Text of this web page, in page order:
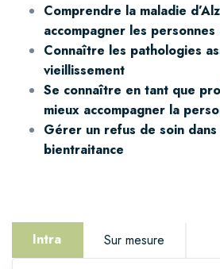
Comprendre la maladie
accompagner les
Connaître les pathologies
vieillissement
Se connaître en tant que
mieux accompagner la
Gérer un refus de soin
bientraitance
Intra Sur mesure